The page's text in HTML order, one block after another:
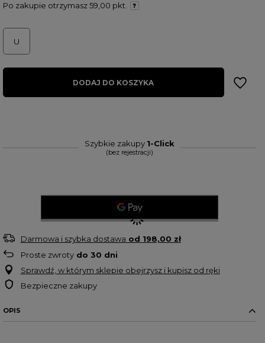
Po zakupie otrzymasz59,00 pkt.
U
DODAJ DO KOSZYKA
Szybkie zakupy 1-Click
(bez rejestracji)
Darmowa i szybka dostawa od 198,00 zł
Proste zwrotydo 30 dni
Sprawdź, w którym sklepie obejrzysz i kupisz od ręki
Bezpieczne zakupy
OPIS